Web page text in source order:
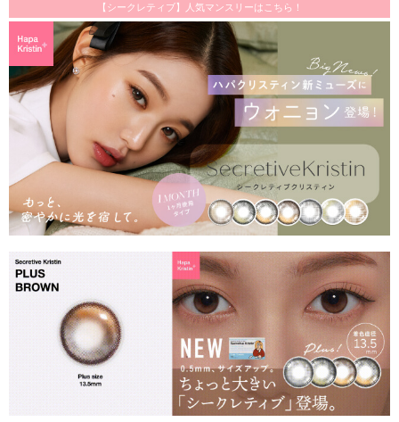
【シークレティブ】人気マンスリーはこちら！